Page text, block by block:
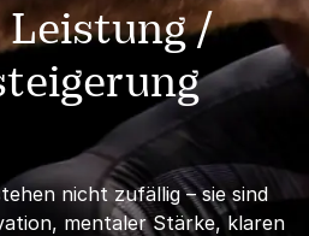
/
nicht zufällig – sie sind
mentaler Stärke, klaren